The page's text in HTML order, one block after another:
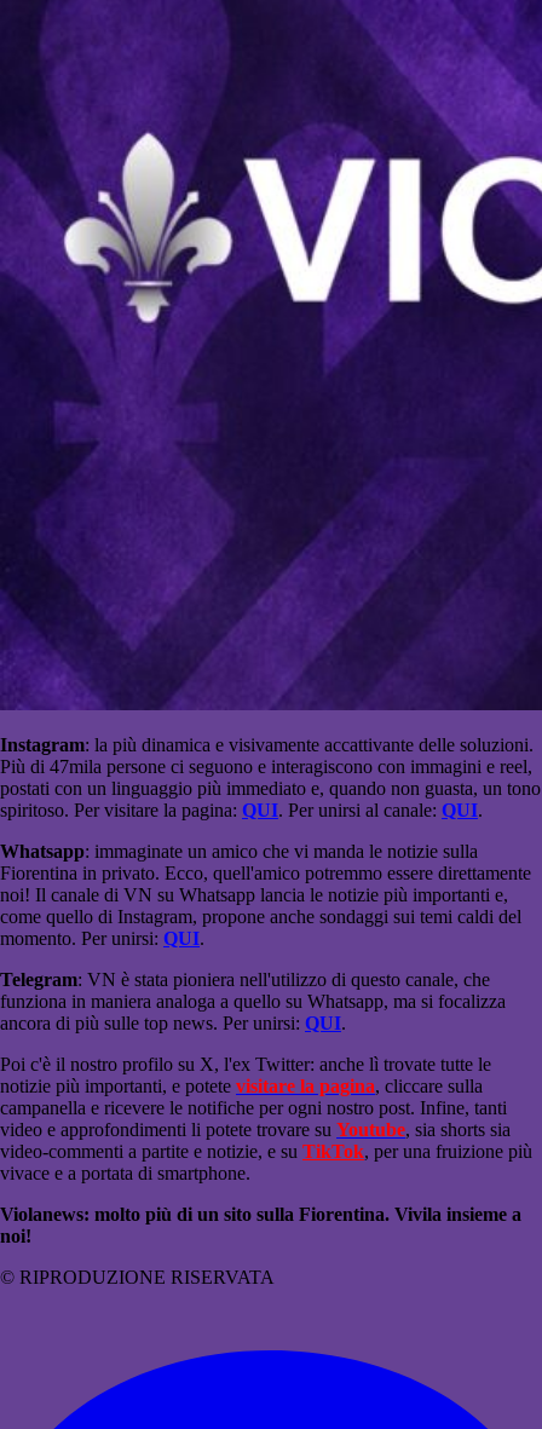
Instagram: la più dinamica e visivamente accattivante delle soluzioni.
Più di 47mila persone ci seguono e interagiscono con immagini e reel,
postati con un linguaggio più immediato e, quando non guasta, un tono
spiritoso. Per visitare la pagina: QUI. Per unirsi al canale: QUI.
Whatsapp: immaginate un amico che vi manda le notizie sulla
Fiorentina in privato. Ecco, quell'amico potremmo essere direttamente
noi! Il canale di VN su Whatsapp lancia le notizie più importanti e,
come quello di Instagram, propone anche sondaggi sui temi caldi del
momento. Per unirsi: QUI.
Telegram: VN è stata pioniera nell'utilizzo di questo canale, che
funziona in maniera analoga a quello su Whatsapp, ma si focalizza
ancora di più sulle top news. Per unirsi: QUI.
Poi c'è il nostro profilo su X, l'ex Twitter: anche lì trovate tutte le
notizie più importanti, e potete visitare la pagina, cliccare sulla
campanella e ricevere le notifiche per ogni nostro post. Infine, tanti
video e approfondimenti li potete trovare su Youtube, sia shorts sia
video-commenti a partite e notizie, e su TikTok, per una fruizione più
vivace e a portata di smartphone.
Violanews: molto più di un sito sulla Fiorentina. Vivila insieme a
noi!
© RIPRODUZIONE RISERVATA